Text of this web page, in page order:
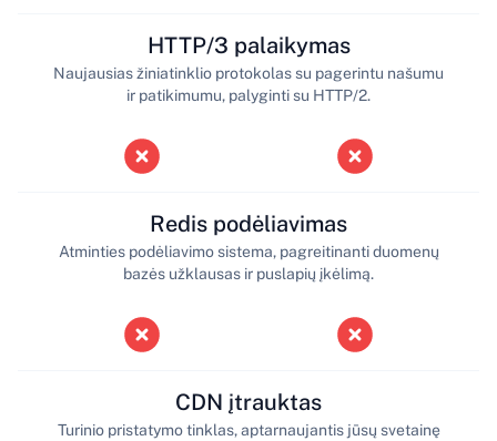
HTTP/3 palaikymas
Naujausias žiniatinklio protokolas su pagerintu našumu
ir patikimumu, palyginti su HTTP/2.
Redis podėliavimas
Atminties podėliavimo sistema, pagreitinanti duomenų
bazės užklausas ir puslapių įkėlimą.
CDN įtrauktas
Turinio pristatymo tinklas, aptarnaujantis jūsų svetainę